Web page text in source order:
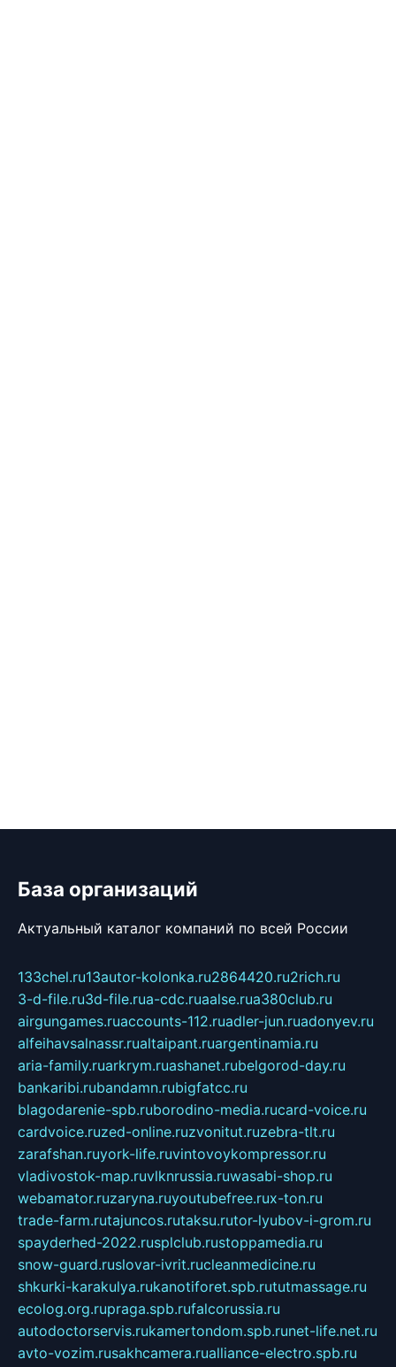
База организаций
Актуальный каталог компаний по всей России
133chel.ru13autor-kolonka.ru2864420.ru2rich.ru
3-d-file.ru3d-file.rua-cdc.ruaalse.rua380club.ru
airgungames.ruaccounts-112.ruadler-jun.ruadonyev.ru
alfeihavsalnassr.rualtaipant.ruargentinamia.ru
aria-family.ruarkrym.ruashanet.rubelgorod-day.ru
bankaribi.rubandamn.rubigfatcc.ru
blagodarenie-spb.ruborodino-media.rucard-voice.ru
cardvoice.ruzed-online.ruzvonitut.ruzebra-tlt.ru
zarafshan.ruyork-life.ruvintovoykompressor.ru
vladivostok-map.ruvlknrussia.ruwasabi-shop.ru
webamator.ruzaryna.ruyoutubefree.rux-ton.ru
trade-farm.rutajuncos.rutaksu.rutor-lyubov-i-grom.ru
spayderhed-2022.rusplclub.rustoppamedia.ru
snow-guard.ruslovar-ivrit.rucleanmedicine.ru
shkurki-karakulya.rukanotiforet.spb.rututmassage.ru
ecolog.org.rupraga.spb.rufalcorussia.ru
autodoctorservis.rukamertondom.spb.runet-life.net.ru
avto-vozim.rusakhcamera.rualliance-electro.spb.ru